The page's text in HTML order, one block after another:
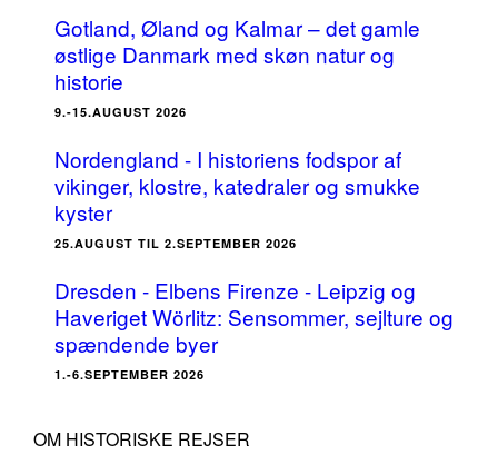
Gotland, Øland og Kalmar – det gamle
østlige Danmark med skøn natur og
historie
9.-15.AUGUST 2026
Nordengland - I historiens fodspor af
vikinger, klostre, katedraler og smukke
kyster
25.AUGUST TIL 2.SEPTEMBER 2026
Dresden - Elbens Firenze - Leipzig og
Haveriget Wörlitz: Sensommer, sejlture og
spændende byer
1.-6.SEPTEMBER 2026
OM HISTORISKE REJSER